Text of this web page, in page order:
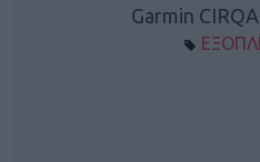
Garmin